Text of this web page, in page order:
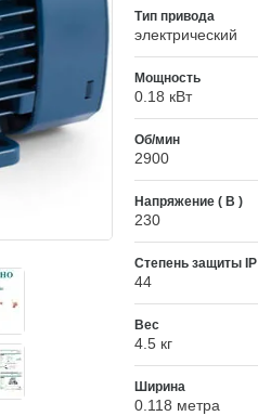
Тип привода
электрический
Мощность
0.18 кВт
Об/мин
2900
Напряжение ( В )
230
Степень защиты IP
44
Вес
4.5 кг
Ширина
0.118 метра